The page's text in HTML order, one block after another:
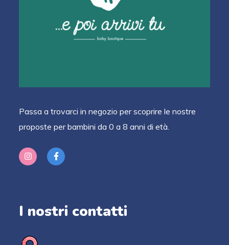
Passa a trovarci in negozio per scoprire le nostre
proposte per bambini da 0 a 8 anni di età.
I nostri contatti